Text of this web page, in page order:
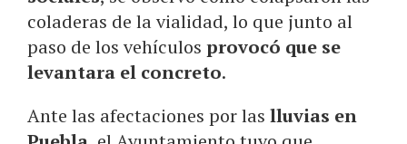
coladeras de la vialidad, lo que junto al
paso de los vehículos provocó que se
levantara el concreto.
Ante las afectaciones por las lluvias en